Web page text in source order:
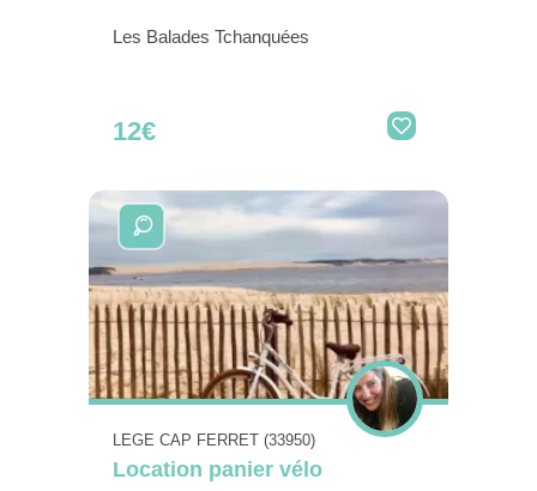
Les Balades Tchanquées
12€
LEGE CAP FERRET (33950)
Location panier vélo